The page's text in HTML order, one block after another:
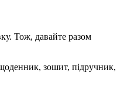
Тож, давайте разом
зошит, підручник,